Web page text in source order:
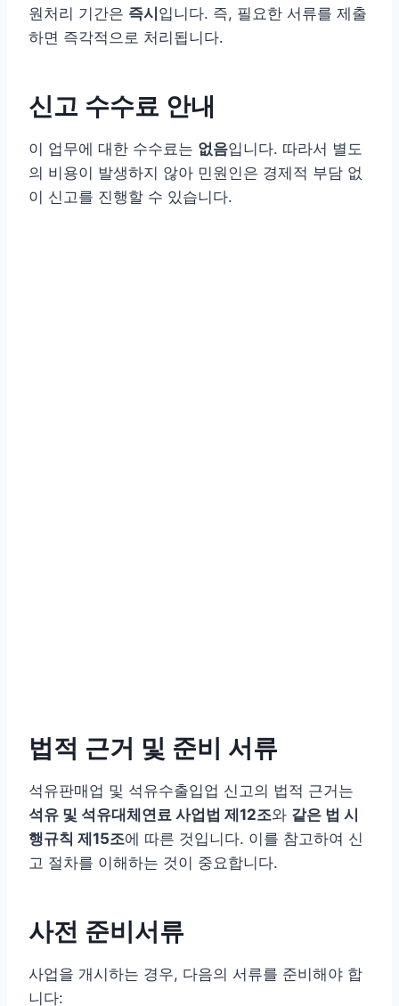
원처리 기간은 즉시입니다. 즉, 필요한 서류를 제출
하면 즉각적으로 처리됩니다.
신고 수수료 안내
이 업무에 대한 수수료는 없음입니다. 따라서 별도
의 비용이 발생하지 않아 민원인은 경제적 부담 없
이 신고를 진행할 수 있습니다.
법적 근거 및 준비 서류
석유판매업 및 석유수출입업 신고의 법적 근거는
석유 및 석유대체연료 사업법 제12조와 같은 법 시
행규칙 제15조에 따른 것입니다. 이를 참고하여 신
고 절차를 이해하는 것이 중요합니다.
사전 준비서류
사업을 개시하는 경우, 다음의 서류를 준비해야 합
니다: